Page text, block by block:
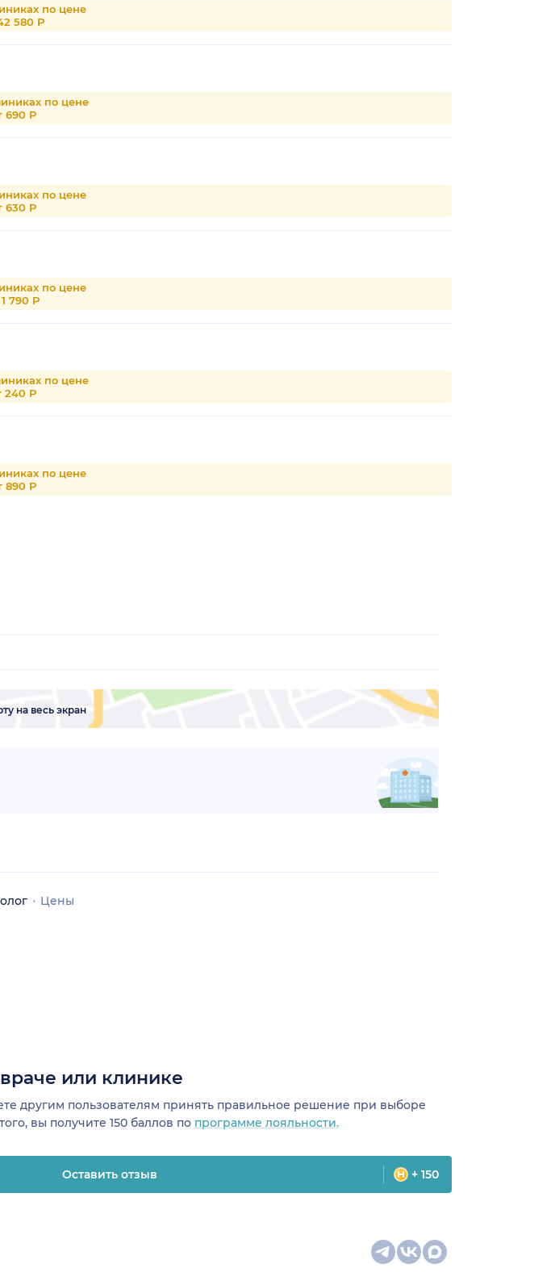
по цене
580 Р
по цене
690 Р
по цене
630 Р
по цене
790 Р
по цене
240 Р
по цене
890 Р
на весь экран
Цены
или клинике
другим пользователям принять правильное решение при выборе
вы получите 150 баллов по программе лояльности.
Оставить отзыв + 150